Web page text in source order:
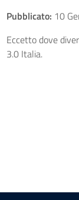
Pubblicato: 10
Eccetto dove
3.0 Italia.